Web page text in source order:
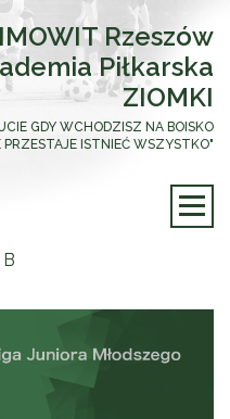
Rzeszów
Piłkarska
ZIOMKI
GDY WCHODZISZ NA BOISKO
PRZESTAJE ISTNIEĆ WSZYSTKO"